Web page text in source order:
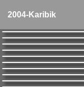
2004-Karibik